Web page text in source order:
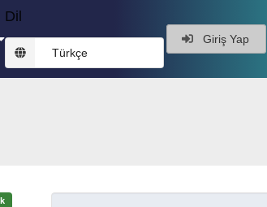
Dil
Türkçe
Giriş Yap